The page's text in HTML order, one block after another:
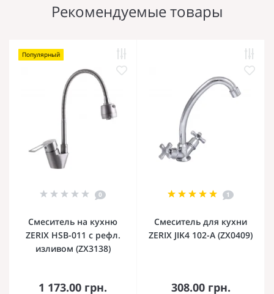
Рекомендуемые товары
Популярный
0
Смеситель на кухню
ZERIX HSB-011 с рефл.
изливом (ZX3138)
1 173.00 грн.
1
Смеситель для кухни
ZERIX JIK4 102-A (ZX0409)
308.00 грн.